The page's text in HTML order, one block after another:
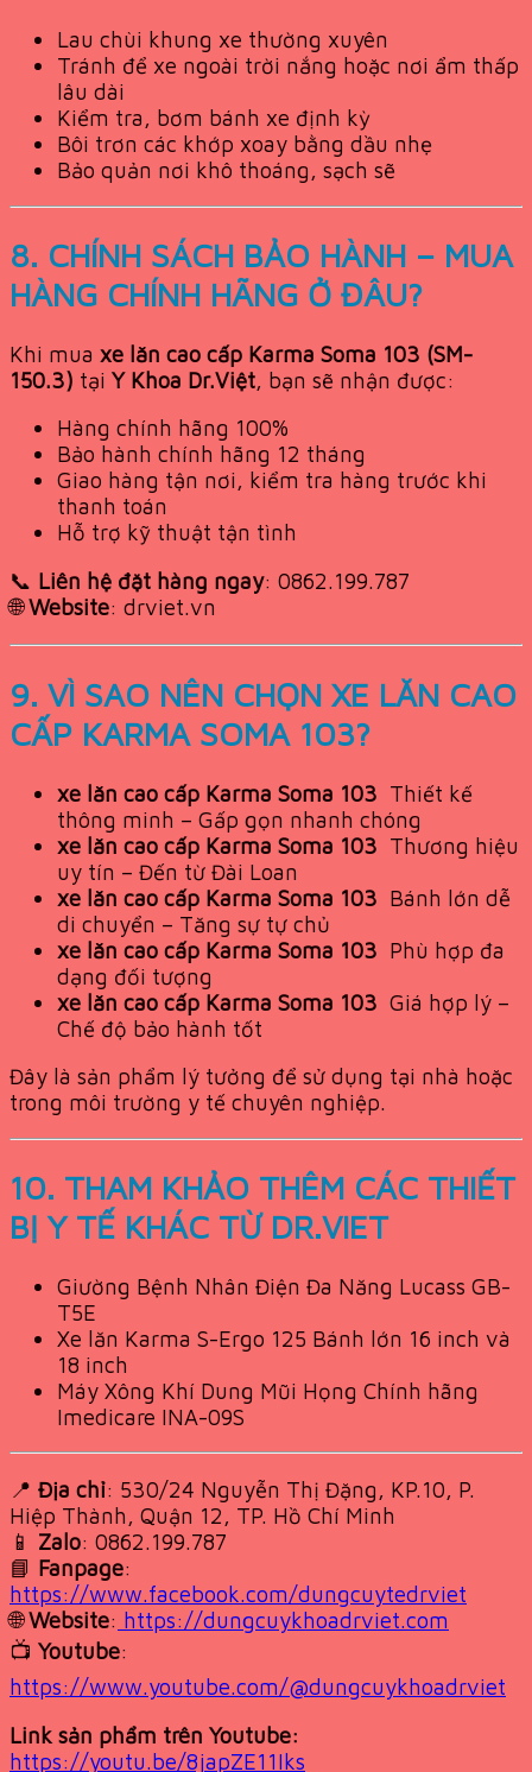
Lau chùi khung xe thường xuyên
Tránh để xe ngoài trời nắng hoặc nơi ẩm thấp
lâu dài
Kiểm tra, bơm bánh xe định kỳ
Bôi trơn các khớp xoay bằng dầu nhẹ
Bảo quản nơi khô thoáng, sạch sẽ
8. CHÍNH SÁCH BẢO HÀNH – MUA
HÀNG CHÍNH HÃNG Ở ĐÂU?
Khi mua xe lăn cao cấp Karma Soma 103 (SM-
150.3) tại Y Khoa Dr.Việt, bạn sẽ nhận được:
Hàng chính hãng 100%
Bảo hành chính hãng 12 tháng
Giao hàng tận nơi, kiểm tra hàng trước khi
thanh toán
Hỗ trợ kỹ thuật tận tình
📞 Liên hệ đặt hàng ngay: 0862.199.787
🌐Website: drviet.vn
9. VÌ SAO NÊN CHỌN XE LĂN CAO
CẤP KARMA SOMA 103?
xe lăn cao cấp Karma Soma 103 Thiết kế
thông minh – Gấp gọn nhanh chóng
xe lăn cao cấp Karma Soma 103 Thương hiệu
uy tín – Đến từ Đài Loan
xe lăn cao cấp Karma Soma 103 Bánh lớn dễ
di chuyển – Tăng sự tự chủ
xe lăn cao cấp Karma Soma 103 Phù hợp đa
dạng đối tượng
xe lăn cao cấp Karma Soma 103 Giá hợp lý –
Chế độ bảo hành tốt
Đây là sản phẩm lý tưởng để sử dụng tại nhà hoặc
trong môi trường y tế chuyên nghiệp.
10. THAM KHẢO THÊM CÁC THIẾT
BỊ Y TẾ KHÁC TỪ DR.VIET
Giường Bệnh Nhân Điện Đa Năng Lucass GB-
T5E
Xe lăn Karma S-Ergo 125 Bánh lớn 16 inch và
18 inch
Máy Xông Khí Dung Mũi Họng Chính hãng
Imedicare INA-09S
📍 Địa chỉ: 530/24 Nguyễn Thị Đặng, KP.10, P.
Hiệp Thành, Quận 12, TP. Hồ Chí Minh
📱 Zalo: 0862.199.787
📘 Fanpage:
https://www.facebook.com/dungcuytedrviet
🌐Website: https://dungcuykhoadrviet.com
📺 Youtube:
https://www.youtube.com/@dungcuykhoadrviet
Link sản phẩm trên Youtube:
https://youtu.be/8japZE11Iks